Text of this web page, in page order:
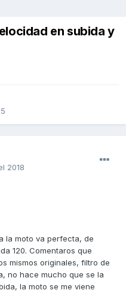
en subida y
2018
la moto va perfecta, de
120. Comentaros que
mismos originales, filtro de
no hace mucho que se la
la moto se me viene